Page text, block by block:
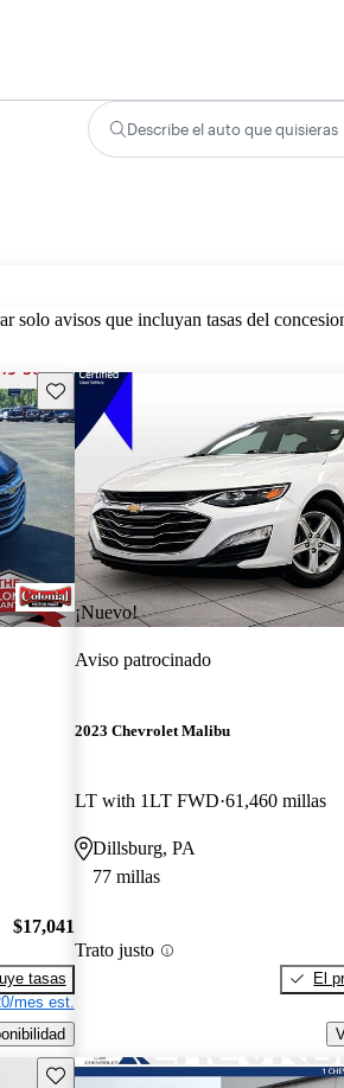
Describe el auto que quisieras
solo avisos que incluyan tasas del
Guarda este Aviso
$17,041
tasas
mes est.
¡Nuevo!
Aviso patrocinado
2023 Chevrolet Malibu
LT with 1LT FWD 61,460 millas
Dillsburg, PA
77 millas
Trato justo
El
Guarda este Aviso